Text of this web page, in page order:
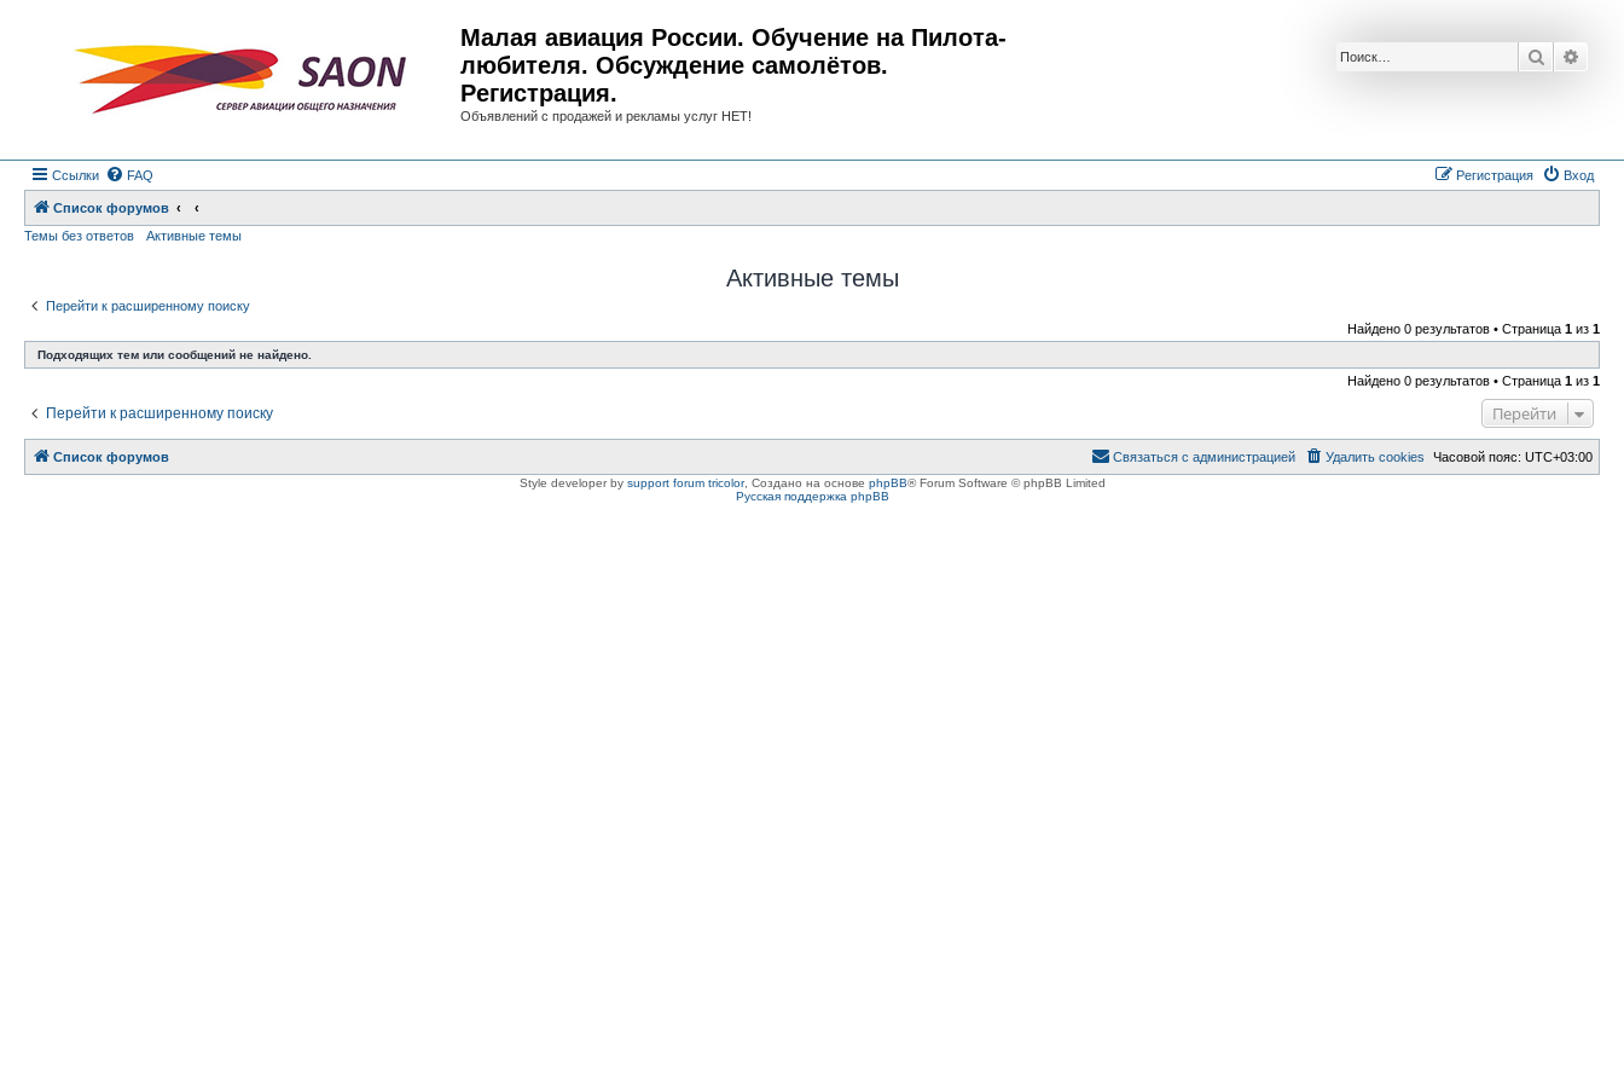
Малая авиация России. Обучение на Пилота-
любителя. Обсуждение самолётов.
Регистрация.
Объявлений с продажей и рекламы услуг НЕТ!
Поиск
Ссылки FAQ Вход
Регистрация
Список форумов
Темы без ответов
Активные темы
Активные темы
Перейти к расширенному поиску
Найдено 0 результатов • Страница 1 из 1
Подходящих тем или сообщений не найдено.
Найдено 0 результатов • Страница 1 из 1
Перейти к расширенному поиску Перейти
Список форумов Часовой пояс: UTC+03:00
Удалить cookies
Связаться с администрацией
Style developer by support forum tricolor, Создано на основе phpBB® Forum Software © phpBB Limited
Русская поддержка phpBB